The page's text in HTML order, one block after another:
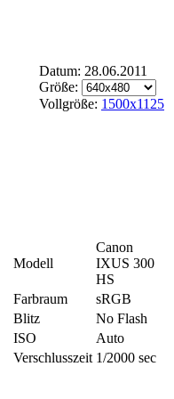
Datum: 28.06.2011
Größe:
Vollgröße: 1500x1125
Modell
Canon
IXUS 300
HS
Farbraum
sRGB
Blitz
No Flash
ISO
Auto
Verschlusszeit 1/2000 sec